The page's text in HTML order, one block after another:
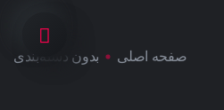
صفحه اصلی بدون دسته‌بندی